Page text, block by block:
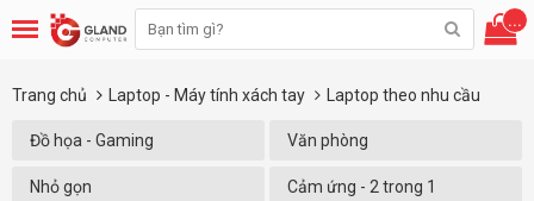
...
Trang chủ Laptop - Máy tính xách tay Laptop theo nhu cầu
Đồ họa - Gaming Văn phòng
Nhỏ gọn Cảm ứng - 2 trong 1